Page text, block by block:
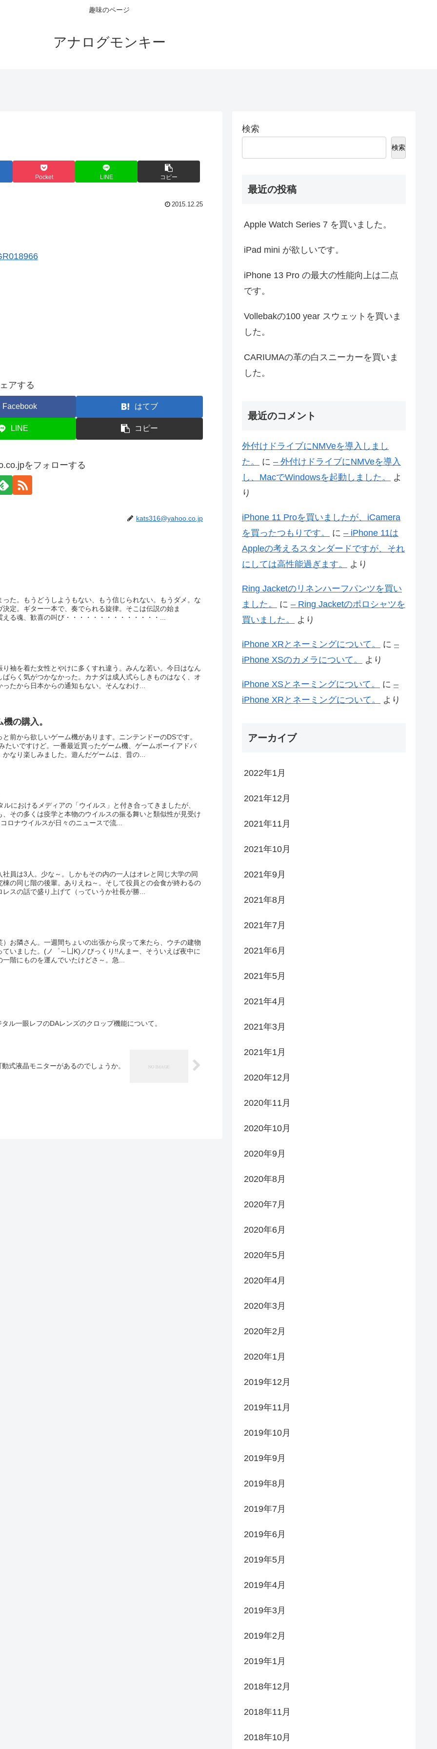
趣味のページ
アナログモンキー
Pocket LINE コピー
2015.12.25
アする
Facebook はてブ
LINE コピー
をフォローする
kats316@yahoo.co.jp
た。もうどうしようもない、もう信じられない。もうダメ。な
定。ギター一本で、奏でられる旋律。そこは伝説の始ま
る魂、歓喜の叫び・・・・・・・・・・・・・・...
袖を着た女性とやけに多くすれ違う。みんな若い。今日はなん
らく気がつかなかった。カナダは成人式らしきものはなく、オ
たから日本からの通知もない。そんなわけ...
の購入。
前から欲しいゲーム機があります。ニンテンドーのDSです。
たいですけど。一番最近買ったゲーム機、ゲームボーイアドバ
なり楽しみました。遊んだゲームは、昔の...
におけるメディアの「ウイルス」と付き合ってきましたが、
その多くは疫学と本物のウイルスの振る舞いと類似性が見受け
ロナウイルスが日々のニュースで流...
員は3人。少な～。しかもその内の一人はオレと同じ大学の同
棟の同じ階の後輩。ありえね～。そして役員との会食が終わるの
スの話で盛り上げて（っていうか社長が勝...
お隣さん。一週間ちょいの出張から戻って来たら、ウチの建物
いました。(ノ゜～凵K)ノびっくり!!んまー、そういえば夜中に
階にものを運んでいたけどさ～。急...
ル一眼レフのDAレンズのクロップ機能について。
式液晶モニターがあるのでしょうか。
検索
検索
最近の投稿
Apple Watch Series 7 を買いました。
iPad mini が欲しいです。
iPhone 13 Pro の最大の性能向上は二点
です。
Vollebakの100 year スウェットを買いま
した。
CARIUMAの革の白スニーカーを買いま
した。
最近のコメント
外付けドライブにNMVeを導入しまし
た。
に – 外付けドライブにNMVeを導入
し、MacでWindowsを起動しました。
よ
り
iPhone 11 Proを買いましたが、iCamera
を買ったつもりです。
に – iPhone 11は
Appleの考えるスタンダードですが、それ
にしては高性能過ぎます。
より
Ring Jacketのリネンハーフパンツを買い
ました。
に – Ring Jacketのポロシャツを
買いました。
より
iPhone XRとネーミングについて。 に –
iPhone XSのカメラについて。
より
iPhone XSとネーミングについて。 に –
iPhone XRとネーミングについて。
より
アーカイブ
2022年1月
2021年12月
2021年11月
2021年10月
2021年9月
2021年8月
2021年7月
2021年6月
2021年5月
2021年4月
2021年3月
2021年1月
2020年12月
2020年11月
2020年10月
2020年9月
2020年8月
2020年7月
2020年6月
2020年5月
2020年4月
2020年3月
2020年2月
2020年1月
2019年12月
2019年11月
2019年10月
2019年9月
2019年8月
2019年7月
2019年6月
2019年5月
2019年4月
2019年3月
2019年2月
2019年1月
2018年12月
2018年11月
2018年10月